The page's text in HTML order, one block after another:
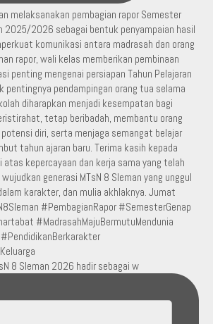
8 Sleman 2026 hadir sebagai w